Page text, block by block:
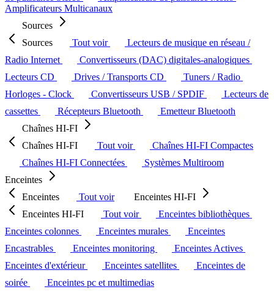
Amplificateurs Multicanaux
Sources
Sources
Tout voir
Lecteurs de musique en réseau /
Radio Internet
Convertisseurs (DAC) digitales-analogiques
Lecteurs CD
Drives / Transports CD
Tuners / Radio
Horloges - Clock
Convertisseurs USB / SPDIF
Lecteurs de
cassettes
Récepteurs Bluetooth
Emetteur Bluetooth
Chaînes HI-FI
Chaînes HI-FI
Tout voir
Chaînes HI-FI Compactes
Chaînes HI-FI Connectées
Systèmes Multiroom
Enceintes
Enceintes
Tout voir
Enceintes HI-FI
Enceintes HI-FI
Tout voir
Enceintes bibliothèques
Enceintes colonnes
Enceintes murales
Enceintes
Encastrables
Enceintes monitoring
Enceintes Actives
Enceintes d'extérieur
Enceintes satellites
Enceintes de
soirée
Enceintes pc et multimedias